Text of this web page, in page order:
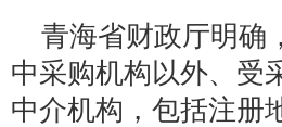
青海省财政厅明确
中采购机构以外、受
中介机构，包括注册